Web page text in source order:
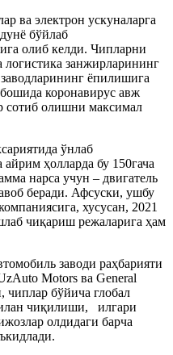
ва электрон ускуналарга
бўйлаб
олиб келди. Чипларни
логистика занжирларининг
ёпилишига
коронавирус авж
сотиб олишни максимал
ўнлаб
ҳолларда бу 150гача
нарса учун – двигатель
беради. Афсуски, ушбу
хусусан, 2021
чиқариш режаларига ҳам
заводи раҳбарияти
Motors ва General
чиплар бўйича глобал
чиқилиши, илгари
олдидаги барча